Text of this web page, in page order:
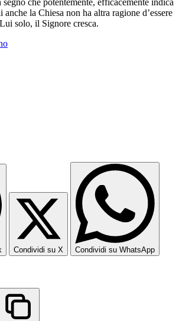
segno che potentemente, efficacemente indica
la Chiesa non ha altra ragione d’essere
solo, il Signore cresca.
Condividi su X Condividi su WhatsApp